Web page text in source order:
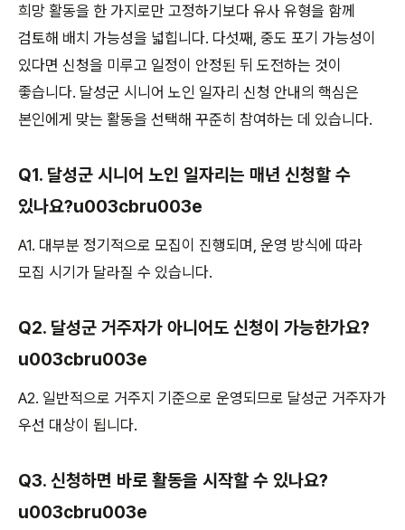
희망 활동을 한 가지로만 고정하기보다 유사 유형을 함께
검토해 배치 가능성을 넓힙니다. 다섯째, 중도 포기 가능성이
있다면 신청을 미루고 일정이 안정된 뒤 도전하는 것이
좋습니다. 달성군 시니어 노인 일자리 신청 안내의 핵심은
본인에게 맞는 활동을 선택해 꾸준히 참여하는 데 있습니다.
Q1. 달성군 시니어 노인 일자리는 매년 신청할 수
있나요?u003cbru003e
A1. 대부분 정기적으로 모집이 진행되며, 운영 방식에 따라
모집 시기가 달라질 수 있습니다.
Q2. 달성군 거주자가 아니어도 신청이 가능한가요?
u003cbru003e
A2. 일반적으로 거주지 기준으로 운영되므로 달성군 거주자가
우선 대상이 됩니다.
Q3. 신청하면 바로 활동을 시작할 수 있나요?
u003cbru003e